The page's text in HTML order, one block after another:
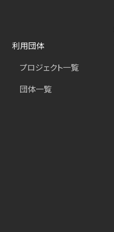
利用団体
プロジェクト一覧
団体一覧